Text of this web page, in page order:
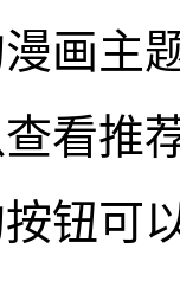
画主
看推
钮可